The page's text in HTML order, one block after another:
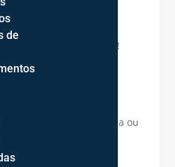
Portugal Continental!
de iluminição fotográfica ou
ecrãs.
de